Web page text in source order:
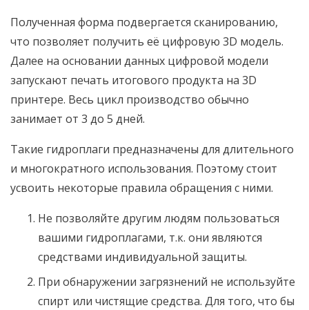
Полученная форма подвергается сканированию,
что позволяет получить её цифровую 3D модель.
Далее на основании данных цифровой модели
запускают печать итогового продукта на 3D
принтере. Весь цикл производство обычно
занимает от 3 до 5 дней.
Такие гидроплаги предназначены для длительного
и многократного использования. Поэтому стоит
усвоить некоторые правила обращения с ними.
Не позволяйте другим людям пользоваться
вашими гидроплагами, т.к. они являются
средствами индивидуальной защиты.
При обнаружении загрязнений не используйте
спирт или чистящие средства. Для того, что бы